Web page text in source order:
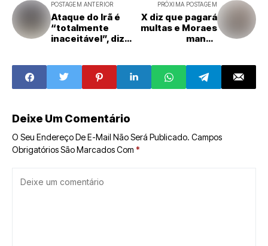
POSTAGEM ANTERIOR
Ataque do Irã é
“totalmente
inaceitável”, diz
PRÓXIMA POSTAGEM
X diz que pagará
multas e Moraes
manda
Deixe Um Comentário
O Seu Endereço De E-Mail Não Será Publicado. Campos
Obrigatórios São Marcados Com *